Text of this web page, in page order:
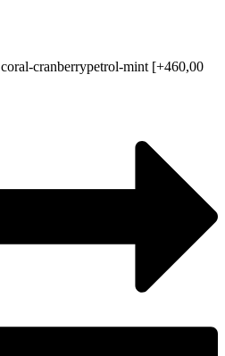
coral-cranberrypetrol-mint [+460,00